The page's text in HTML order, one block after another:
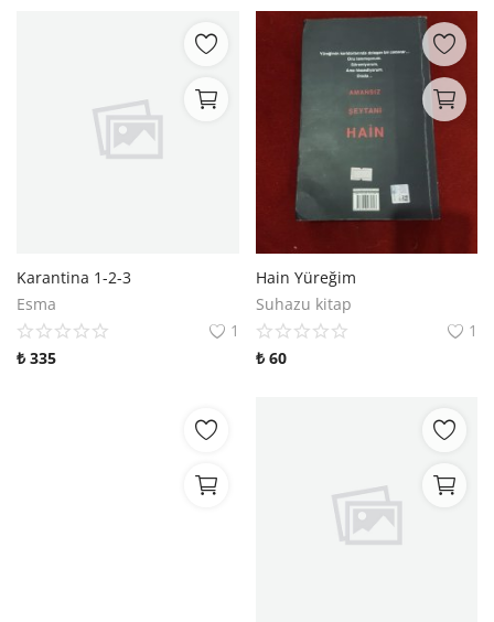
Karantina 1-2-3
Esma
1
₺ 335
Hain Yüreğim
Suhazu kitap
1
₺60